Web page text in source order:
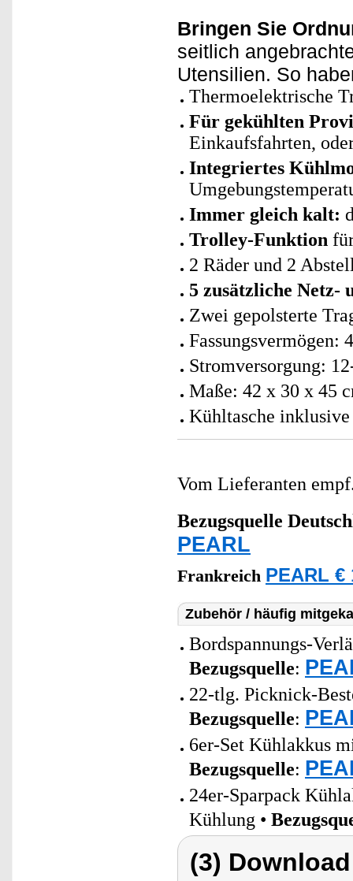
Bringen Sie
seitlich
Utensilien. So
Thermoelektrische
Für gekühlten
Einkaufsfahrten,
Integriertes
Immer gleich kalt:
Trolley-Funktion
2 Räder und 2
5 zusätzliche Netz-
Zwei gepolsterte
Fassungsvermögen:
Stromversorgung:
Maße: 42 x 30 x 45
Kühltasche
Vom Lieferanten
Bezugsquelle
PEARL
Frankreich PEARL €
Zubehör / häufig
Bordspannungs-
Bezugsquelle:
22-tlg. Picknick-
Bezugsquelle:
6er-Set Kühlakkus
Bezugsquelle:
24er-Sparpack
Kühlung •
(3)